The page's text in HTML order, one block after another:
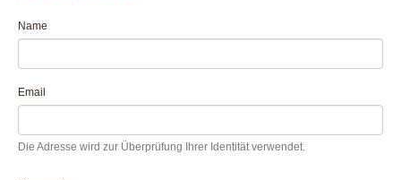
Name
Email
Die Adresse wird zur Überprüfung Ihrer Identität verwendet.